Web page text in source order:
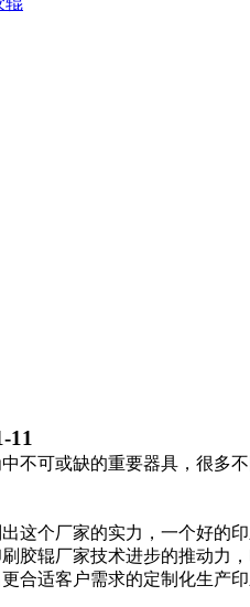
11
不可或缺的重要器具，很
这个厂家的实力，一个好
胶辊厂家技术进步的推动
合适客户需求的定制化生产印